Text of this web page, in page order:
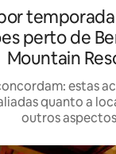
perto de
Mountain
estas
quanto a
outros